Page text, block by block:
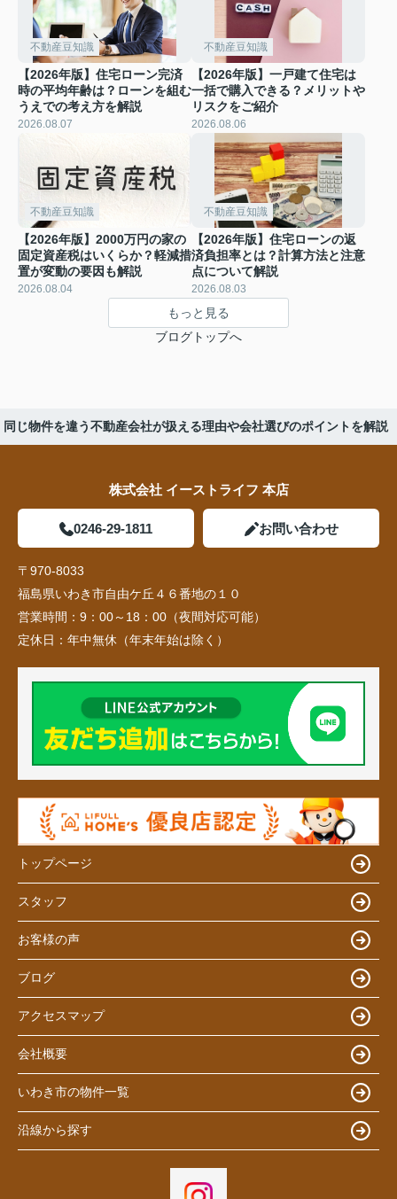
不動産豆知識
【2026年版】住宅ローン完済
時の平均年齢は？ローンを組む
うえでの考え方を解説
2026.08.07
不動産豆知識
【2026年版】一戸建て住宅は
一括で購入できる？メリットや
リスクをご紹介
2026.08.06
不動産豆知識
【2026年版】2000万円の家の
固定資産税はいくらか？軽減措
置が変動の要因も解説
2026.08.04
不動産豆知識
【2026年版】住宅ローンの返
済負担率とは？計算方法と注意
点について解説
2026.08.03
もっと見る
ブログトップへ
じ物件を違う不動産会社が扱える理由や会社選びのポイントを解説
株式会社 イーストライフ 本店
0246-29-1811 お問い合わせ
〒970-8033
福島県いわき市自由ケ丘４６番地の１０
営業時間： 9：00～18：00（夜間対応可能）
定休日： 年中無休（年末年始は除く）
トップページ
スタッフ
お客様の声
ブログ
アクセスマップ
会社概要
いわき市の物件一覧
沿線から探す